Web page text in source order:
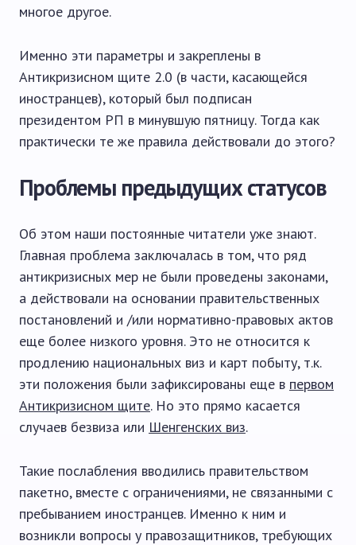
многое другое.
Именно эти параметры и закреплены в
Антикризисном щите 2.0 (в части, касающейся
иностранцев), который был подписан
президентом РП в минувшую пятницу. Тогда как
практически те же правила действовали до этого?
Проблемы предыдущих статусов
Об этом наши постоянные читатели уже знают.
Главная проблема заключалась в том, что ряд
антикризисных мер не были проведены законами,
а действовали на основании правительственных
постановлений и /или нормативно-правовых актов
еще более низкого уровня. Это не относится к
продлению национальных виз и карт побыту, т.к.
эти положения были зафиксированы еще в первом
Антикризисном щите. Но это прямо касается
случаев безвиза или Шенгенских виз.
Такие послабления вводились правительством
пакетно, вместе с ограничениями, не связанными с
пребыванием иностранцев. Именно к ним и
возникли вопросы у правозащитников, требующих